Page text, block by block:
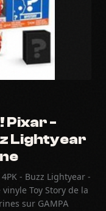
Pixar -
Lightyear
- Buzz Lightyear -
Toy Story de la
sur GAMPA